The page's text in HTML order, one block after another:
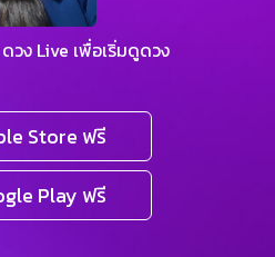
วง Live เพื่อเริ่มดูดวง
Store ฟรี
Play ฟรี